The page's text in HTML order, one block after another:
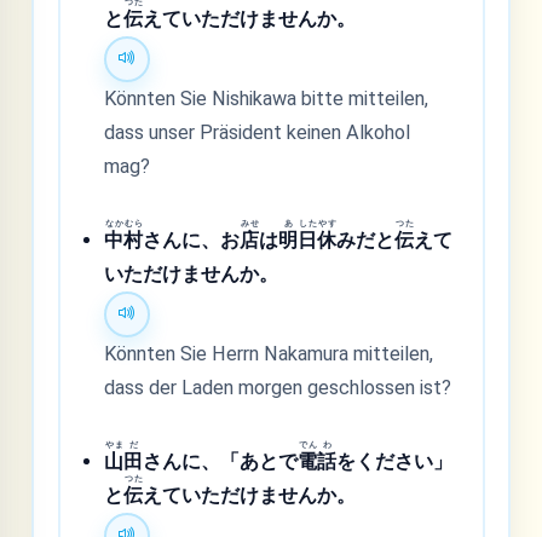
と伝えていただけませんか。
Könnten Sie Nishikawa bitte mitteilen,
dass unser Präsident keinen Alkohol
mag?
中
なか
村
むら
さんに、お店
みせ
は明
あ
日
した
休
やす
みだと伝
つた
えて
いただけませんか。
Könnten Sie Herrn Nakamura mitteilen,
dass der Laden morgen geschlossen ist?
山
やま
田
だ
さんに、「あとで電
でん
話
わ
をください」
と伝
つた
えていただけませんか。